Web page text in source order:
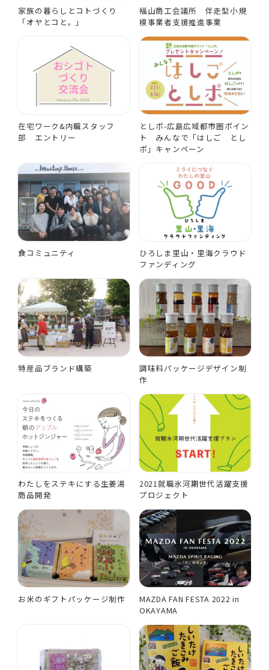
家族の暮らしとコトづくり
「オヤとコと。」
福山商工会議所 伴走型小規
模事業者支援推進事業
在宅ワーク&内職スタッフ
部 エントリー
としポ-広島広域都市圏ポイン
ト みんなで「はしご とし
ポ」キャンペーン
食コミュニティ
ひろしま里山・里海クラウド
ファンディング
特産品ブランド構築
調味料パッケージデザイン制
作
わたしをステキにする生姜湯
商品開発
2021就職氷河期世代活躍支援
プロジェクト
お米のギフトパッケージ制作
MAZDA FAN FESTA 2022 in
OKAYAMA